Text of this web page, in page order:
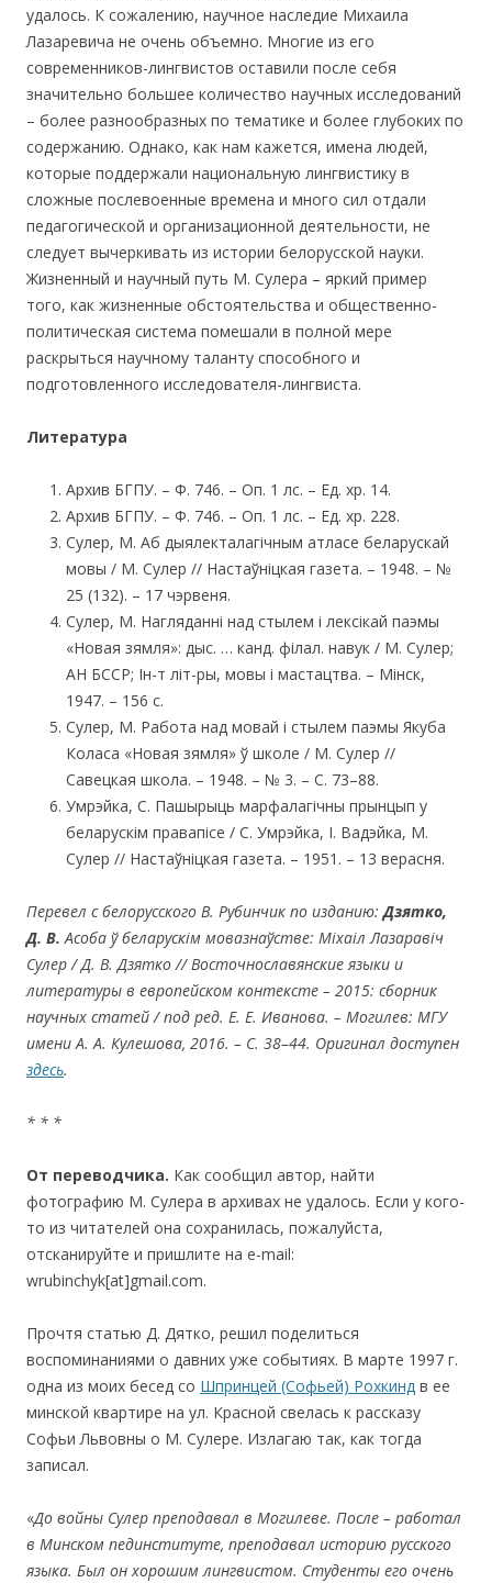
удалось. К сожалению, научное наследие Михаила
Лазаревича не очень объемно. Многие из его
современников-лингвистов оставили после себя
значительно большее количество научных исследований
– более разнообразных по тематике и более глубоких по
содержанию. Однако, как нам кажется, имена людей,
которые поддержали национальную лингвистику в
сложные послевоенные времена и много сил отдали
педагогической и организационной деятельности, не
следует вычеркивать из истории белорусской науки.
Жизненный и научный путь М. Сулера – яркий пример
того, как жизненные обстоятельства и общественно-
политическая система помешали в полной мере
раскрыться научному таланту способного и
подготовленного исследователя-лингвиста.
Литература
Архив БГПУ. – Ф. 746. – Оп. 1 лс. – Ед. хр. 14.
Архив БГПУ. – Ф. 746. – Оп. 1 лс. – Ед. хр. 228.
Сулер, М. Аб дыялекталагічным атласе беларускай
мовы / М. Сулер // Настаўніцкая газета. – 1948. – №
25 (132). – 17 чэрвеня.
Сулер, М. Нагляданні над стылем і лексікай паэмы
«Новая зямля»: дыс. … канд. філал. навук / М. Сулер;
АН БССР; Ін-т літ-ры, мовы і мастацтва. – Мінск,
1947. – 156 с.
Сулер, М. Работа над мовай і стылем паэмы Якуба
Коласа «Новая зямля» ў школе / М. Сулер //
Савецкая школа. – 1948. – № 3. – С. 73–88.
Умрэйка, С. Пашырыць марфалагічны прынцып у
беларускім правапісе / С. Умрэйка, І. Вадэйка, М.
Сулер // Настаўніцкая газета. – 1951. – 13 верасня.
Перевел с белорусского В. Рубинчик по изданию:Дзятко,
Д. В. Асоба ў беларускім мовазнаўстве: Міхаіл Лазаравіч
Сулер / Д. В. Дзятко // Восточнославянские языки и
литературы в европейском контексте – 2015: сборник
научных статей / под ред. Е. Е. Иванова. – Могилев: МГУ
имени А. А. Кулешова, 2016. – С. 38–44. Оригинал доступен
здесь.
* * *
От переводчика. Как сообщил автор, найти
фотографию М. Сулера в архивах не удалось. Если у кого-
то из читателей она сохранилась, пожалуйста,
отсканируйте и пришлите на e-mail:
wrubinchyk[at]gmail.com.
Прочтя статью Д. Дятко, решил поделиться
воспоминаниями о давних уже событиях. В марте 1997 г.
одна из моих бесед со Шпринцей (Софьей) Рохкинд в ее
минской квартире на ул. Красной свелась к рассказу
Софьи Львовны о М. Сулере. Излагаю так, как тогда
записал.
«До войны Сулер преподавал в Могилеве. После – работал
в Минском пединституте, преподавал историю русского
языка. Был он хорошим лингвистом. Студенты его очень